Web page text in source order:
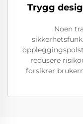
Trygg
Noen
redusere
forsikrer